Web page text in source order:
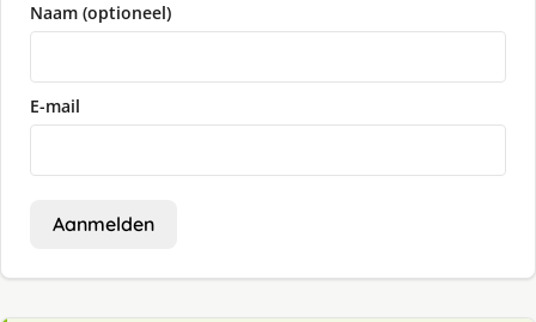
Naam (optioneel)
E-mail
Aanmelden